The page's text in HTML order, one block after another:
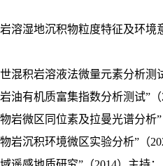
湿地沉积物粒度特征及环境意
混积岩溶液法微量元素分析测
有机质富集指数分析测试”（
微区同位素及拉曼光谱分析”
沉积环境微区实验分析”（